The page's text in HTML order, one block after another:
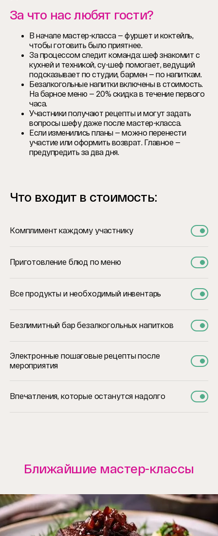
За что нас любят гости?
В начале мастер-класса — фуршет и коктейль,
чтобы готовить было приятнее.
За процессом следит команда: шеф знакомит с
кухней и техникой, су-шеф помогает, ведущий
подсказывает по студии, бармен — по напиткам.
Безалкогольные напитки включены в стоимость.
На барное меню — 20% скидка в течение первого
часа.
Участники получают рецепты и могут задать
вопросы шефу даже после мастер-класса.
Если изменились планы — можно перенести
участие или оформить возврат. Главное —
предупредить за два дня.
Что входит в стоимость:
Комплимент каждому участнику
Приготовление блюд по меню
Все продукты и необходимый инвентарь
Безлимитный бар безалкогольных напитков
Электронные пошаговые рецепты после
мероприятия
Впечатления, которые останутся надолго
Ближайшие мастер-классы